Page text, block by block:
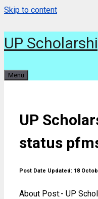
Skip to content
UP
Menu
UP
status
Post Date Updated: 18
About Post:- UP